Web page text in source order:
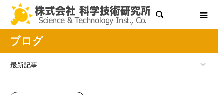

ブログ
最新記事